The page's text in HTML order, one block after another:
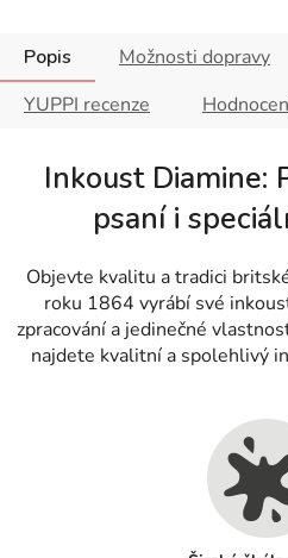
Popis Možnosti dopravy
YUPPI recenze
Inkoust Diamine:
psaní i
Objevte kvalitu a tradici
roku 1864 vyrábí své
zpracování a jedinečné
najdete kvalitní a spolehlivý